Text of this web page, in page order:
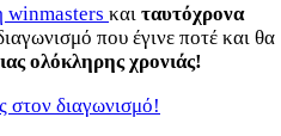
winmasters και ταυτόχρονα
που έγινε ποτέ και θα
ολόκληρης χρονιάς!
στον διαγωνισμό!